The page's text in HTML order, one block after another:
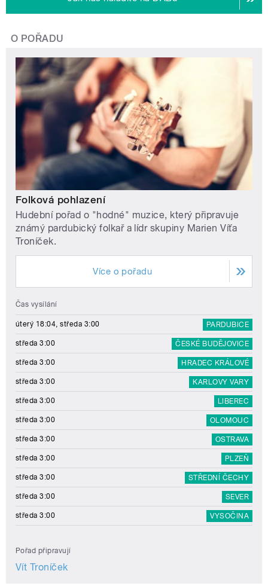
O POŘADU
Folková pohlazení
Hudební pořad o "hodné" muzice, který připravuje
známý pardubický folkař a lídr skupiny Marien Víťa
Troníček.
Více o pořadu
Čas vysílání
úterý 18:04, středa 3:00 PARDUBICE
středa 3:00 ČESKÉ BUDĚJOVICE
středa 3:00 HRADEC KRÁLOVÉ
středa 3:00 KARLOVY VARY
středa 3:00 LIBEREC
středa 3:00 OLOMOUC
středa 3:00 OSTRAVA
středa 3:00 PLZEŇ
středa 3:00 STŘEDNÍ ČECHY
středa 3:00 SEVER
středa 3:00 VYSOČINA
Pořad připravují
Vít Troníček